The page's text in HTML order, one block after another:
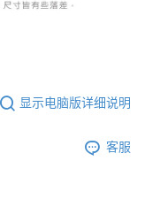
显示电脑版详细说明
客服